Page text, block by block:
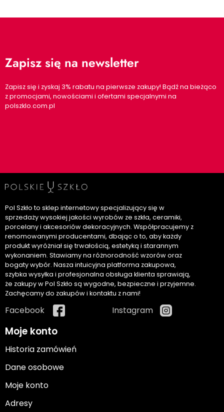
Zapisz się na newsletter
Zapisz się i zyskaj 3% rabatu na pierwsze zakupy! Bądź na bieżąco
z promocjami, nowościami i ofertami specjalnymi na
polszklo.com.pl
Pol Szkło to sklep internetowy specjalizujący się w
sprzedaży wysokiej jakości wyrobów ze szkła, ceramiki,
porcelany i akcesoriów dekoracyjnych. Współpracujemy z
renomowanymi producentami, dbając o to, aby każdy
produkt wyróżniał się trwałością, estetyką i starannym
wykonaniem. Stawiamy na różnorodność wzorów oraz
bogaty wybór. Nasza intuicyjna platforma zakupowa,
szybka wysyłka i profesjonalna obsługa klienta sprawiają,
że zakupy w Pol Szkło są wygodne, bezpieczne i przyjemne.
Zachęcamy do zakupów i kontaktu z nami!
Facebook Instagram
Moje konto
Historia zamówień
Dane osobowe
Moje konto
Adresy